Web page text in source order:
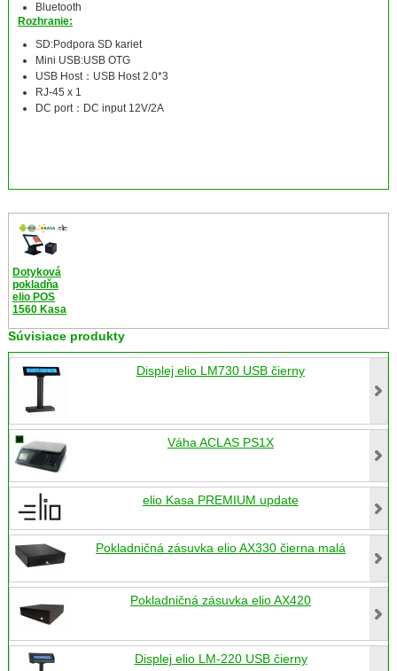
Bluetooth
Rozhranie:
SD:Podpora SD kariet
Mini USB:USB OTG
USB Host：USB Host 2.0*3
RJ-45 x 1
DC port：DC input 12V/2A
Dotyková
pokladňa
elio POS
1560 Kasa
Súvisiace produkty
Displej elio LM730 USB čierny
Váha ACLAS PS1X
elio Kasa PREMIUM update
Pokladničná zásuvka elio AX330 čierna malá
Pokladničná zásuvka elio AX420
Displej elio LM-220 USB čierny